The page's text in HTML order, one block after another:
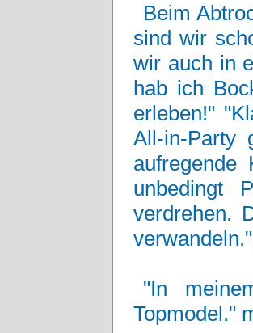
Beim
sind wir
wir auch in
hab ich
erleben!"
All-in-Party
aufregende
unbedingt
verdrehen.
"In
Topmodel."